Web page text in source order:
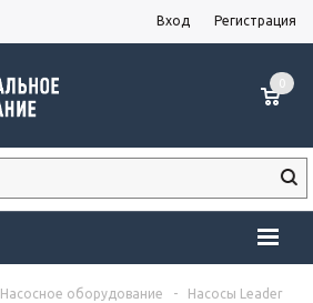
Вход Регистрация
0
Насосное оборудование -
Насосы Leader